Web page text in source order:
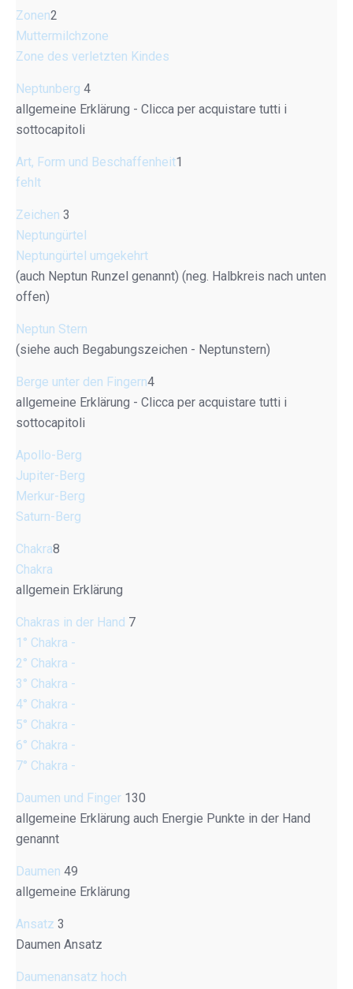
Zonen2
Muttermilchzone
Zone des verletzten Kindes
Neptunberg 4
allgemeine Erklärung - Clicca per acquistare tutti i
sottocapitoli
Art, Form und Beschaffenheit1
fehlt
Zeichen 3
Neptungürtel
Neptungürtel umgekehrt
(auch Neptun Runzel genannt) (neg. Halbkreis nach unten
offen)
Neptun Stern
(siehe auch Begabungszeichen - Neptunstern)
Berge unter den Fingern4
allgemeine Erklärung - Clicca per acquistare tutti i
sottocapitoli
Apollo-Berg
Jupiter-Berg
Merkur-Berg
Saturn-Berg
Chakra8
Chakra
allgemein Erklärung
Chakras in der Hand 7
1° Chakra -
2° Chakra -
3° Chakra -
4° Chakra -
5° Chakra -
6° Chakra -
7° Chakra -
Daumen und Finger 130
allgemeine Erklärung auch Energie Punkte in der Hand
genannt
Daumen 49
allgemeine Erklärung
Ansatz 3
Daumen Ansatz
Daumenansatz hoch